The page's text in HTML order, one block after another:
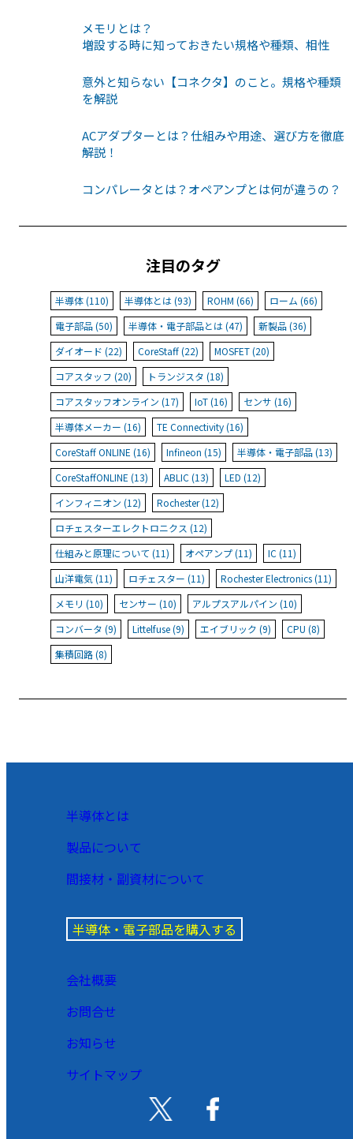
メモリとは？
増設する時に知っておきたい規格や種類、相性
意外と知らない【コネクタ】のこと。規格や種類
を解説
ACアダプターとは？仕組みや用途、選び方を徹底
解説！
コンパレータとは？オペアンプとは何が違うの？
注目のタグ
半導体 (110) 半導体とは (93) ROHM (66)
ローム (66)
電子部品 (50)
半導体・電子部品とは (47)
新製品 (36)
ダイオード (22)
CoreStaff (22)
MOSFET (20)
コアスタッフ (20)
トランジスタ (18)
コアスタッフオンライン (17)
IoT (16)
センサ (16)
半導体メーカー (16)
TE Connectivity (16)
CoreStaff ONLINE (16)
Infineon (15)
半導体・電子部品 (13)
CoreStaffONLINE (13)
ABLIC (13)
LED (12)
インフィニオン (12)
Rochester (12)
ロチェスターエレクトロニクス (12)
仕組みと原理について (11)
オペアンプ (11)
IC (11)
山洋電気 (11)
ロチェスター (11)
Rochester Electronics (11)
メモリ (10)
センサー (10)
アルプスアルパイン (10)
コンバータ (9)
Littelfuse (9) エイブリック (9)
CPU (8)
集積回路 (8)
半導体とは
製品について
間接材・副資材について
半導体・電子部品を購入する
会社概要
お問合せ
お知らせ
サイトマップ